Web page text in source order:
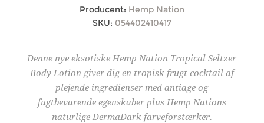
Producent: Hemp Nation
SKU: 054402410417
Denne nye eksotiske Hemp Nation Tropical Seltzer
Body Lotion giver dig en tropisk frugt cocktail af
plejende ingredienser med antiage og
fugtbevarende egenskaber plus Hemp Nations
naturlige DermaDark farveforstærker.